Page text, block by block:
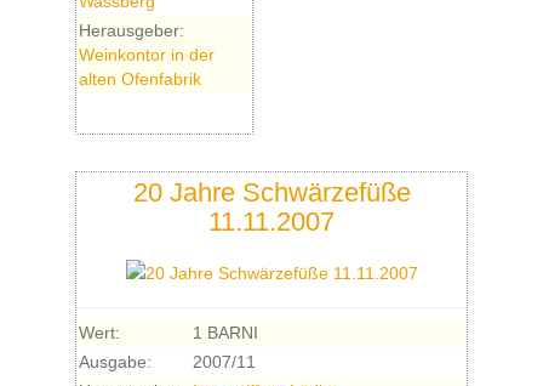
Herausgeber:
Weinkontor in der
alten Ofenfabrik
20 Jahre Schwärzefüße
11.11.2007
Wert:
1 BARNI
Ausgabe:
2007/11